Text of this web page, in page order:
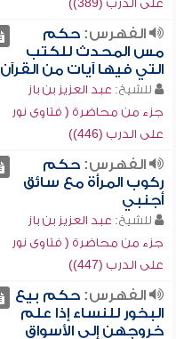
على الدرب (389))
الفهرس:حكم
مس المحدث للكتب
التي فيها آيات من القرآن
للشيخ: عبد العزيز بن باز
جزء من محاضرة ( فتاوى نور
على الدرب (446))
الفهرس:حكم
ركوب المرأة مع سائق
أجنبي
للشيخ: عبد العزيز بن باز
جزء من محاضرة ( فتاوى نور
على الدرب (447))
الفهرس:حكم بيع
البخور للنساء إذا علم
خروجهن إلى الأسواق